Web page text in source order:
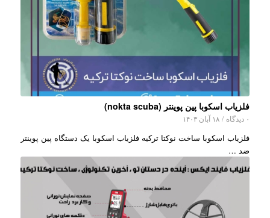
فلزیاب اسکوبا پین پوینتر (nokta scuba)
۰ دیدگاه / ۱۸ آبان ۱۴۰۳
فلزیاب اسکوبا ساخت نوکتا ترکیه فلزیاب اسکوبا یک دستگاه پین پوینتر
ضد …